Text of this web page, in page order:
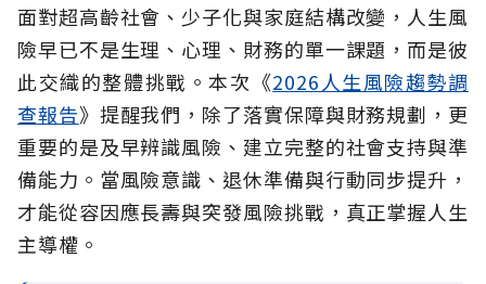
面對超高齡社會、少子化與家庭結構改變，人生風
險早已不是生理、心理、財務的單一課題，而是彼
此交織的整體挑戰。本次《2026人生風險趨勢調
查報告》提醒我們，除了落實保障與財務規劃，更
重要的是及早辨識風險、建立完整的社會支持與準
備能力。當風險意識、退休準備與行動同步提升，
才能從容因應長壽與突發風險挑戰，真正掌握人生
主導權。